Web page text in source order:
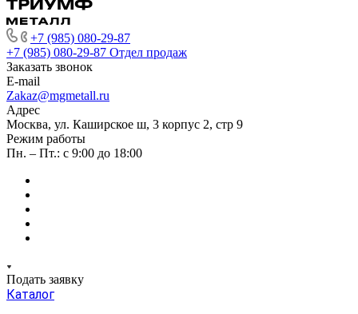
+7 (985) 080-29-87
+7 (985) 080-29-87 Отдел продаж
Заказать звонок
E-mail
Zakaz@mgmetall.ru
Адрес
Москва, ул. Каширское ш, 3 корпус 2, стр 9
Режим работы
Пн. – Пт.: с 9:00 до 18:00
Подать заявку
Каталог